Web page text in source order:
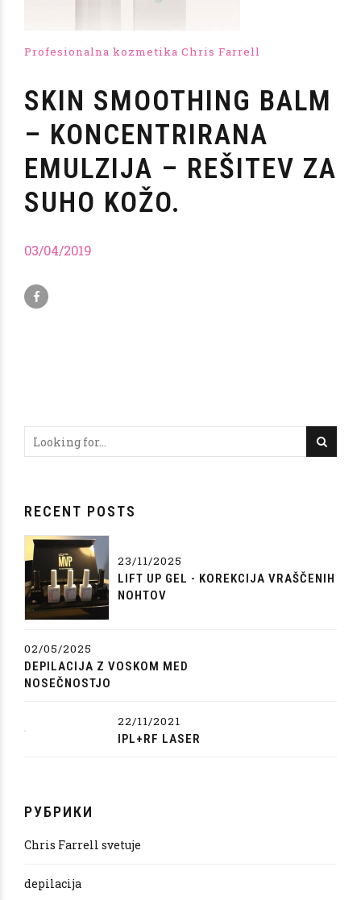
Profesionalna kozmetika Chris Farrell
SKIN SMOOTHING BALM
– KONCENTRIRANA
EMULZIJA – REŠITEV ZA
SUHO KOŽO.
03/04/2019
RECENT POSTS
23/11/2025
LIFT UP GEL - KOREKCIJA VRAŠČENIH
NOHTOV
02/05/2025
DEPILACIJA Z VOSKOM MED
NOSEČNOSTJO
22/11/2021
IPL+RF LASER
РУБРИКИ
Chris Farrell svetuje
depilacija